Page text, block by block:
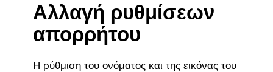
Αλλαγή ρυθμίσεων
απορρήτου
Η ρύθμιση του ονόματος και της εικόνας του